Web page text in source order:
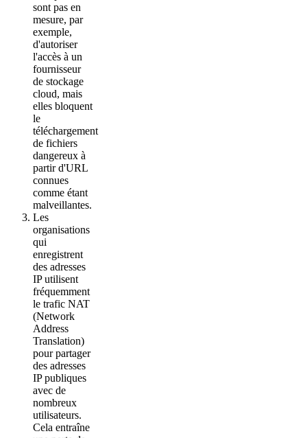
sont pas en
mesure, par
exemple,
d'autoriser
l'accès à un
fournisseur
de stockage
cloud, mais
elles bloquent
le
téléchargement
de fichiers
dangereux à
partir d'URL
connues
comme étant
malveillantes.
Les
organisations
qui
enregistrent
des adresses
IP utilisent
fréquemment
le trafic NAT
(Network
Address
Translation)
pour partager
des adresses
IP publiques
avec de
nombreux
utilisateurs.
Cela entraîne